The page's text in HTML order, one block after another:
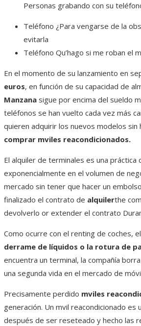
Personas grabando con su
Teléfono ¿Para vengarse de la
evitarla
Teléfono Qu’hago si me roban el
En el momento de su lanzamiento en
euros, en función de su capacidad de
Manzana sigue por encima del sueldo
teléfonos se han vuelto cada vez más
quieren adquirir los nuevos modelos
comprar mviles reacondicionados.
El alquiler de terminales es una
exponencialmente en el volumen de
mercado sin tener que hacer un
finalizado el contrato de alquilerthe
devolverlo or extender el contrato
Como ocurre con el renting de coches,
derrame de líquidos o la rotura de
encuentra un terminal, la compañía
una segunda vida en el mercado de
Precisamente perdido mviles
generación. Un mvil reacondicionado
después de ser reseteado y hecho las